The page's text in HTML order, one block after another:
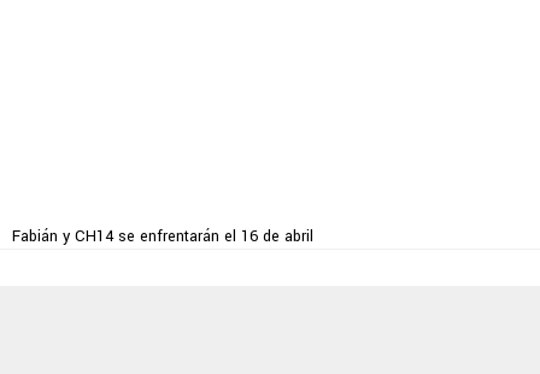
Fabián y CH14 se enfrentarán el 16 de abril